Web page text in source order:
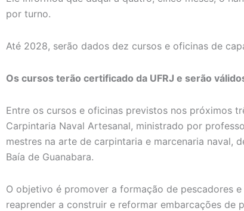
por turno.
Até 2028, serão dados dez cursos e oficinas de
Os cursos terão certificado da UFRJ e serão
Entre os cursos e oficinas previstos nos próximos
Carpintaria Naval Artesanal, ministrado por
mestres na arte de carpintaria e marcenaria naval,
Baía de Guanabara.
O objetivo é promover a formação de pescadores
reaprender a construir e reformar embarcações de